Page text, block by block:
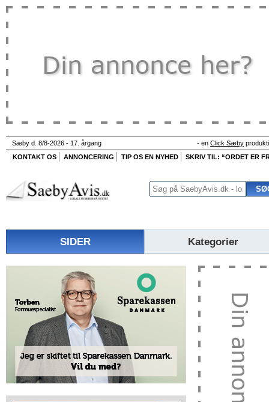
Sæby d. 8/8-2026 - 17. årgang - en Click Sæby
KONTAKT OS
ANNONCERING TIP OS EN NYHED SKRIV TIL: “ORDET ER
SIDER Kategorier